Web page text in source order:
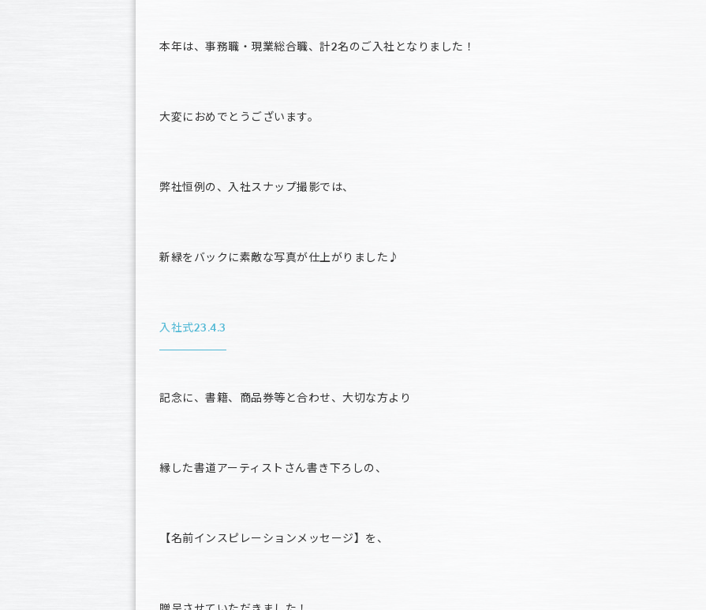
本年は、事務職・現業総合職、計2名のご入社となりました！
大変におめでとうございます。
弊社恒例の、入社スナップ撮影では、
新緑をバックに素敵な写真が仕上がりました♪
入社式23.4.3
記念に、書籍、商品券等と合わせ、大切な方より
縁した書道アーティストさん書き下ろしの、
【名前インスピレーションメッセージ】を、